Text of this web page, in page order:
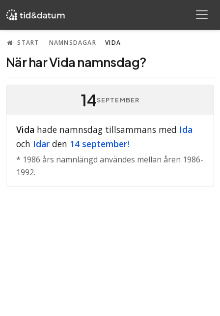
START NAMNSDAGAR VIDA
När har Vida namnsdag?
14SEPTEMBER
Vida hade namnsdag tillsammans med Ida
och Idar den 14 september!
* 1986 års namnlängd användes mellan åren 1986-
1992.